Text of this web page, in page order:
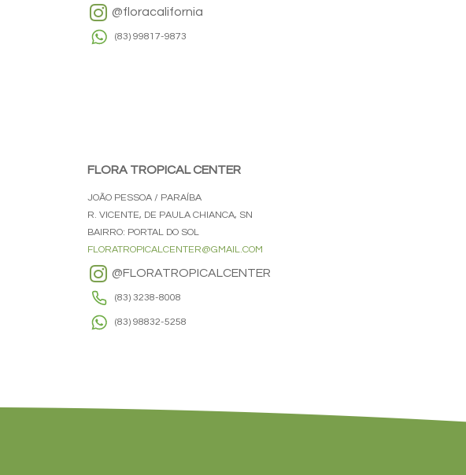
@floracalifornia
(83) 99817-9873
FLORA TROPICAL CENTER
JOÃO PESSOA / PARAÍBA
R. VICENTE, DE PAULA CHIANCA, SN
BAIRRO: PORTAL DO SOL
FLORATROPICALCENTER@GMAIL.COM
@FLORATROPICALCENTER
(83) 3238-8008
(83) 98832-5258